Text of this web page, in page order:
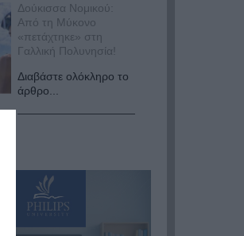
Δούκισσα Νομικού:
Από τη Μύκονο
«πετάχτηκε» στη
Γαλλική Πολυνησία!
Διαβάστε ολόκληρο το
άρθρο...